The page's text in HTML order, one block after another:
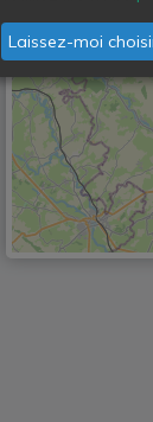
Laissez-moi